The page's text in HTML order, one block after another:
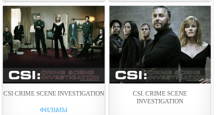
CSI CRIME SCENE INVESTIGATION
ФИЛЬМЫ
CSI. CRIME SCENE
INVESTIGATION